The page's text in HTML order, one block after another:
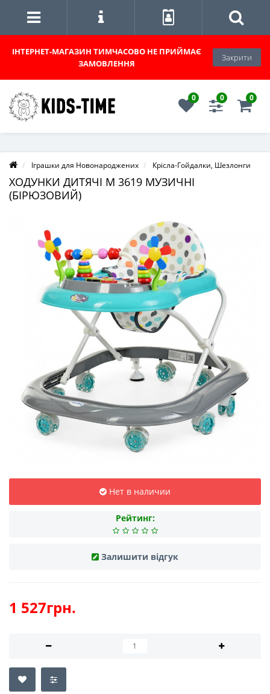
ІНТЕРНЕТ-МАГАЗИН ТИМЧАСОВО НЕ ПРИЙМАЄ
ЗАМОВЛЕННЯ
Закрити
0 0 0
Іграшки для Новонароджених Крісла-Гойдалки, Шезлонги
ХОДУНКИ ДИТЯЧІ M 3619 МУЗИЧНІ
(БІРЮЗОВИЙ)
Нет в наличии
Рейтинг:
Залишити відгук
1 527грн.